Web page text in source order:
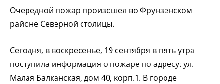
Очередной пожар произошел во Фрунзенском
районе Северной столицы.
Сегодня, в воскресенье, 19 сентября в пять утра
поступила информация о пожаре по адресу: ул.
Малая Балканская, дом 40, корп.1. В городе